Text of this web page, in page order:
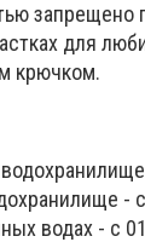
для
крючком.
-
водах - с